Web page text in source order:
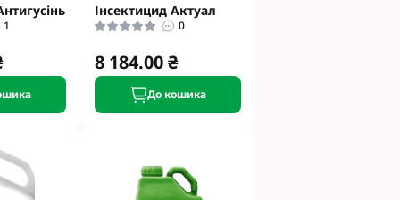
1
Інсектицид Актуал
0
8 184.00 ₴
До кошика